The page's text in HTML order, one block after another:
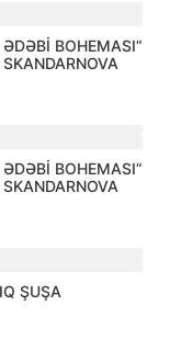
BOHEMASI”
BOHEMASI”
ŞUŞA